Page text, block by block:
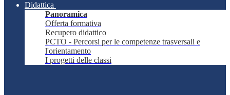
Didattica
Panoramica
Offerta formativa
Recupero didattico
PCTO - Percorsi per le competenze trasversali e
l'orientamento
I progetti delle classi